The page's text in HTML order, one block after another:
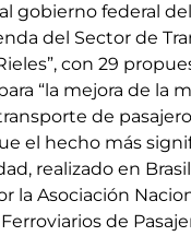
gobierno federal del
del Sector de
con 29
“la mejora de la
de
el hecho más
realizado en
la Asociación
de